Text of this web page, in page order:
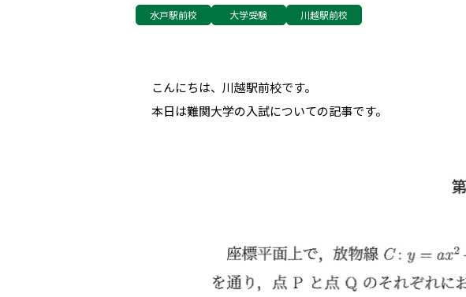
水戸駅前校 大学受験 川越駅前校
こんにちは、川越駅前校です。
本日は難関大学の入試についての記事です。